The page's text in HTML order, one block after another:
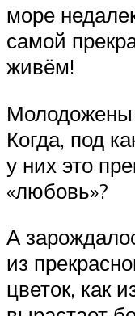
море
самой
живём!
Молодожены
Когда, под
у них это
«любовь»?
А
из
цветок, как